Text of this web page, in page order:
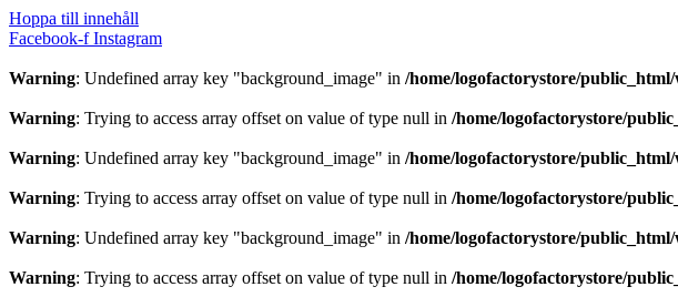
Hoppa till innehåll
Facebook-f Instagram
Warning: Undefined array key "background_image" in /home/logofactorystore/
Warning: Trying to access array offset on value of type null in /home/logofactorystore/
Warning: Undefined array key "background_image" in /home/logofactorystore/
Warning: Trying to access array offset on value of type null in /home/logofactorystore/
Warning: Undefined array key "background_image" in /home/logofactorystore/
Warning: Trying to access array offset on value of type null in /home/logofactorystore/